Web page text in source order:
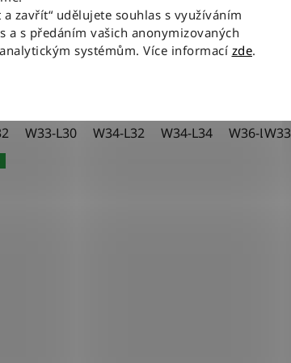
zavřít“ udělujete souhlas s využíváním
a s předáním vašich anonymizovaných
systémům. Více informací zde.
L34 W36-L30 W36-L32 W36-L34
od1 920 Kč
W33-L30 W34-L32 W34-L34 W36-L32